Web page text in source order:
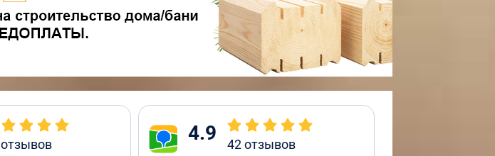
отзывов 4.9 42отзывов